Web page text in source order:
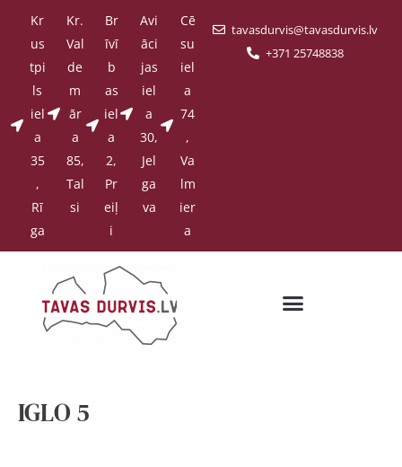
Kr
us
tpi
ls
iel
a
35
,
Rī
ga
Kr.
Val
de
m
ār
a
85,
Tal
si
Br
īvī
b
as
iel
a
2,
Pr
eiļ
i
Avi
āci
jas
iel
a
30,
Jel
ga
va
Cē
su
iel
a
74
,
Va
lm
ier
a
tavasdurvis@tavasdurvis.lv
+371 25748838
IGLO 5